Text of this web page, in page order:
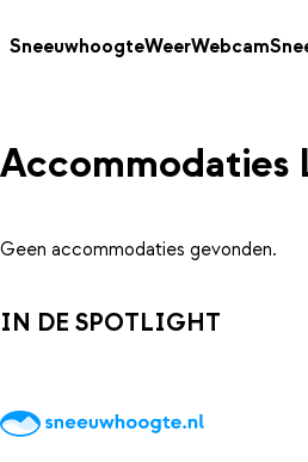
SneeuwhoogteWeerWebcam
Accommodaties
Geen accommodaties gevonden.
IN DE SPOTLIGHT